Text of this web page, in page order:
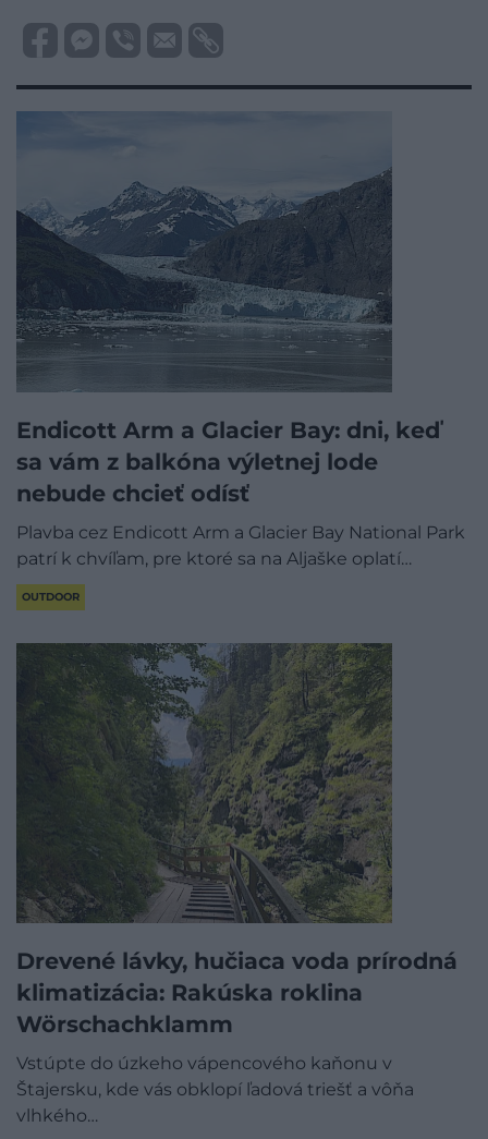
Endicott Arm a Glacier Bay: dni, keď
sa vám z balkóna výletnej lode
nebude chcieť odísť
Plavba cez Endicott Arm a Glacier Bay National Park
patrí k chvíľam, pre ktoré sa na Aljaške oplatí…
OUTDOOR
Drevené lávky, hučiaca voda prírodná
klimatizácia: Rakúska roklina
Wörschachklamm
Vstúpte do úzkeho vápencového kaňonu v
Štajersku, kde vás obklopí ľadová triešť a vôňa
vlhkého…